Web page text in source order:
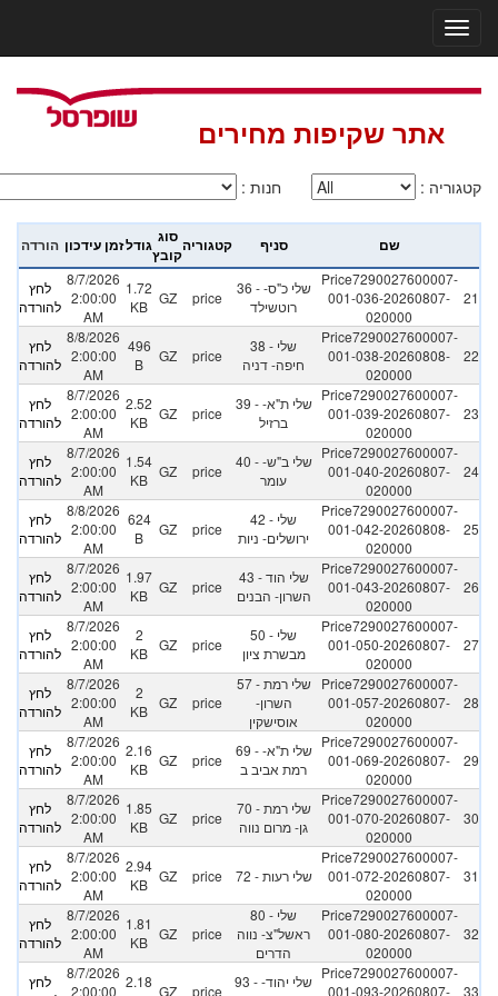
אתר שקיפות מחירים
: חנות : קטגוריה
הורדה זמן עידכוןגודל סוג
קובץקטגוריה סניף שם
לחץ
להורדה
8/7/2026
2:00:00
AM
1.72
KB GZ price
36 - שלי כ"ס-
רוטשילד
Price7290027600007-
001-036-20260807-
020000
21
לחץ
להורדה
8/8/2026
2:00:00
AM
496
B
GZ price
38 - שלי
חיפה- דניה
Price7290027600007-
001-038-20260808-
020000
22
לחץ
להורדה
8/7/2026
2:00:00
AM
2.52
KB GZ price
39 - שלי ת"א-
ברזיל
Price7290027600007-
001-039-20260807-
020000
23
לחץ
להורדה
8/7/2026
2:00:00
AM
1.54
KB GZ price
40 - שלי ב"ש-
עומר
Price7290027600007-
001-040-20260807-
020000
24
לחץ
להורדה
8/8/2026
2:00:00
AM
624
B
GZ price
42 - שלי
ירושלים- ניות
Price7290027600007-
001-042-20260808-
020000
25
לחץ
להורדה
8/7/2026
2:00:00
AM
1.97
KB GZ price
43 - שלי הוד
השרון- הבנים
Price7290027600007-
001-043-20260807-
020000
26
לחץ
להורדה
8/7/2026
2:00:00
AM
2
KB GZ price
50 - שלי
מבשרת ציון
Price7290027600007-
001-050-20260807-
020000
27
לחץ
להורדה
8/7/2026
2:00:00
AM
2
KB GZ price
57 - שלי רמת
השרון-
אוסישקין
Price7290027600007-
001-057-20260807-
020000
28
לחץ
להורדה
8/7/2026
2:00:00
AM
2.16
KB GZ price
69 - שלי ת"א-
רמת אביב ב
Price7290027600007-
001-069-20260807-
020000
29
לחץ
להורדה
8/7/2026
2:00:00
AM
1.85
KB GZ price
70 - שלי רמת
גן- מרום נווה
Price7290027600007-
001-070-20260807-
020000
30
לחץ
להורדה
8/7/2026
2:00:00
AM
2.94
KB GZ price 72 - שלי רעות
Price7290027600007-
001-072-20260807-
020000
31
לחץ
להורדה
8/7/2026
2:00:00
AM
1.81
KB GZ price
80 - שלי
ראשל"צ- נווה
הדרים
Price7290027600007-
001-080-20260807-
020000
32
לחץ
8/7/2026
2:00:00
2.18
GZ price
93 - שלי יהוד-
Price7290027600007-
001-093-20260807-
33